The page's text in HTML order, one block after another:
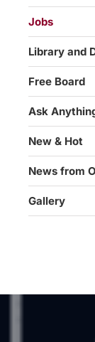
Jobs
Library and
Free Board
Ask
New & Hot
News from
Gallery